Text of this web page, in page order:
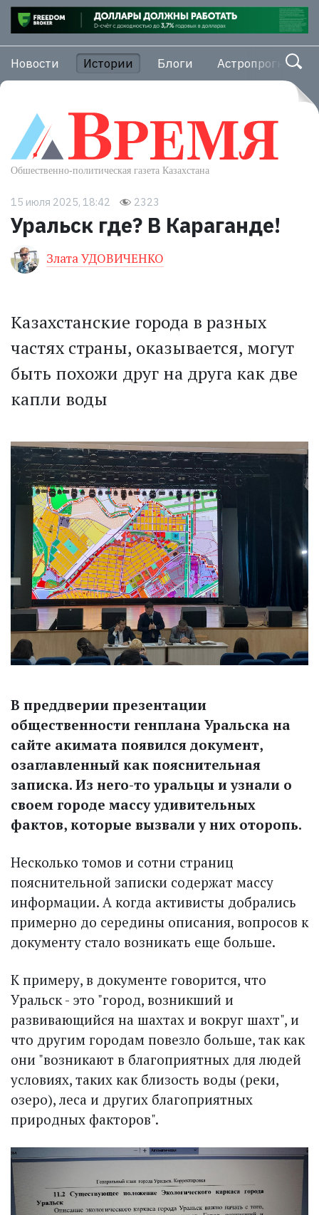
Новости Истории Блоги Астропрогноз
15 июля 2025, 18:42 2323
Уральск где? В Караганде!
Злата УДОВИЧЕНКО
Казахстанские города в разных
частях страны, оказывается, могут
быть похожи друг на друга как две
капли воды
В преддверии презентации
общественности генплана Уральска на
сайте акимата появился документ,
озаглавленный как пояснительная
записка. Из него-то уральцы и узнали о
своем городе массу удивительных
фактов, которые вызвали у них оторопь.
Несколько томов и сотни страниц
пояснительной записки содержат массу
информации. А когда активисты добрались
примерно до середины описания, вопросов к
документу стало возникать еще больше.
К примеру, в документе говорится, что
Уральск - это "город, возникший и
развивающийся на шахтах и вокруг шахт", и
что другим городам повезло больше, так как
они "возникают в благоприятных для людей
условиях, таких как близость воды (реки,
озеро), леса и других благоприятных
природных факторов".